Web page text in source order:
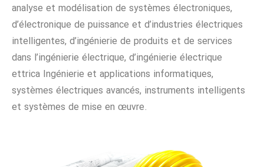
analyse et modélisation de systèmes électroniques,
d’électronique de puissance et d’industries électriques
intelligentes, d’ingénierie de produits et de services
dans l’ingénierie électrique, d’ingénierie électrique
ettrica Ingénierie et applications informatiques,
systèmes électriques avancés, instruments intelligents
et systèmes de mise en œuvre.